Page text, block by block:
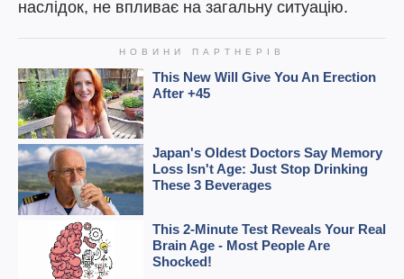
наслідок, не впливає на загальну ситуацію.